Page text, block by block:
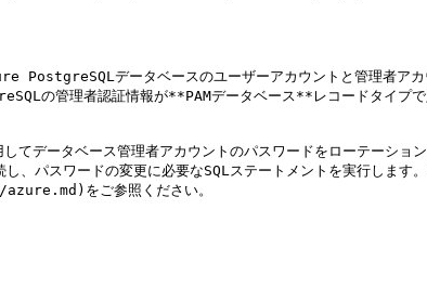
PostgreSQLデータベースのユーザーアカウントと管理者ア
の管理者認証情報が**PAMデータベース**レコードタイプ
ータベース管理者アカウントのパスワードをローテーショ
続し、パスワードの変更に必要なSQLステートメントを実
をご参照ください。